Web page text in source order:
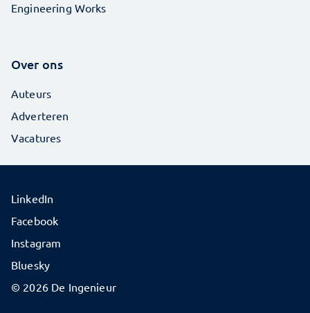
Engineering Works
Over ons
Auteurs
Adverteren
Vacatures
© 2026 De Ingenieur
LinkedIn
Facebook
Instagram
Bluesky